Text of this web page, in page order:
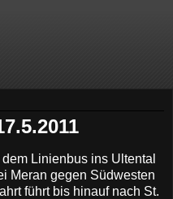
Linienbus ins Ultental
Meran gegen Südwesten
führt bis hinauf nach St.